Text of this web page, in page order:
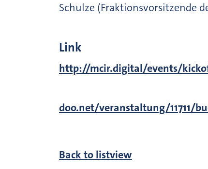
Schulze (Fraktionsvorsitzende
Link
http://mcir.digital/events/
doo.net/veranstaltung/11711/
Back to listview